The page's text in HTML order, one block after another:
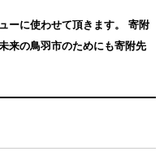
ーに使わせて頂きます。
寄附
来の鳥羽市のためにも寄附先